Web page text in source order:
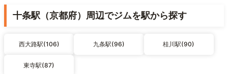
十条駅（京都府）周辺でジムを駅から探す
西大路駅(106) 九条駅(96) 桂川駅(90)
東寺駅(87)